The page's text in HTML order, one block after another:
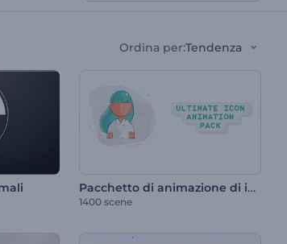
Ordina per:Tendenza
Pacchetto di animazione di icone definitivo
1400 scene